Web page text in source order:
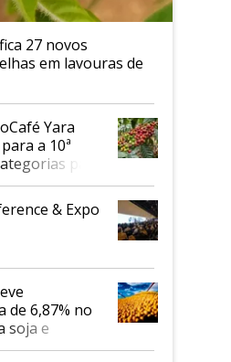
27 novos
em lavouras de
Yara
a 10ª
para
& Expo
de 6,87% no
soja e